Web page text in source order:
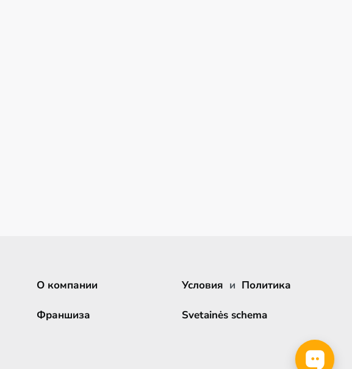
О компании
Франшиза
Условия и Политика
Svetainės schema